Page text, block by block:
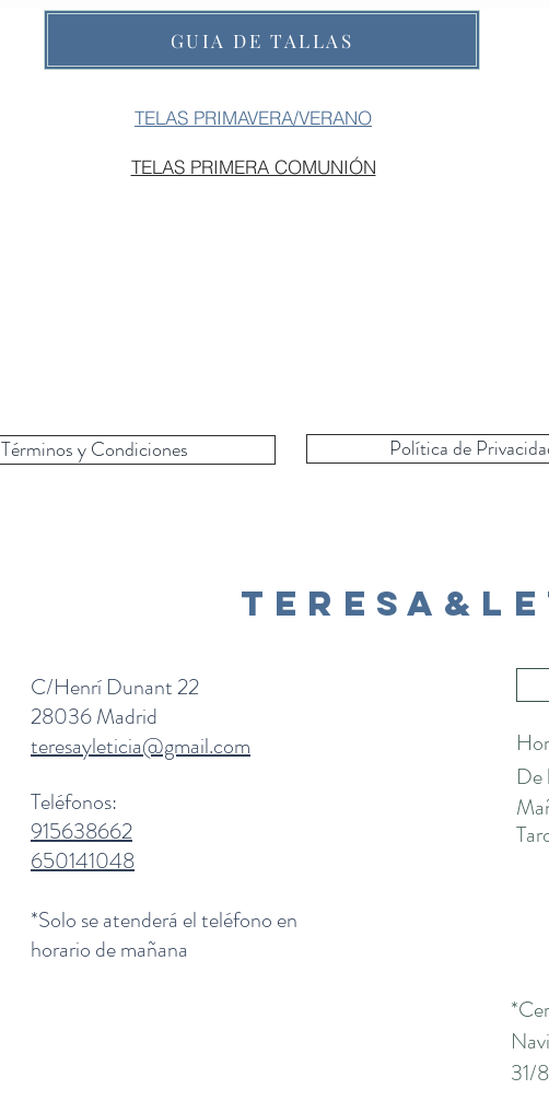
GUIA DE TALLAS
TELAS PRIMAVERA/VERANO
TELAS PRIMERA COMUNIÓN
Términos y Condiciones Política de
C/Henrí Dunant 22
28036 Madrid
teresayleticia@gmail.com
Teléfonos:
915638662
650141048
*Solo se atenderá el teléfono en
horario de mañana
De
31/